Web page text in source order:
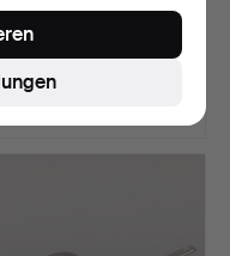
zeitgenössisch,
und be…
29. Jun 2026